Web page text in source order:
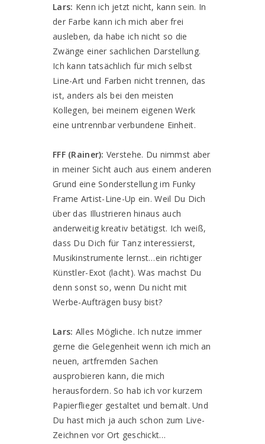
Lars: Kenn ich jetzt nicht, kann sein. In
der Farbe kann ich mich aber frei
ausleben, da habe ich nicht so die
Zwänge einer sachlichen Darstellung.
Ich kann tatsächlich für mich selbst
Line-Art und Farben nicht trennen, das
ist, anders als bei den meisten
Kollegen, bei meinem eigenen Werk
eine untrennbar verbundene Einheit.
FFF (Rainer): Verstehe. Du nimmst aber
in meiner Sicht auch aus einem anderen
Grund eine Sonderstellung im Funky
Frame Artist-Line-Up ein. Weil Du Dich
über das Illustrieren hinaus auch
anderweitig kreativ betätigst. Ich weiß,
dass Du Dich für Tanz interessierst,
Musikinstrumente lernst…ein richtiger
Künstler-Exot (lacht). Was machst Du
denn sonst so, wenn Du nicht mit
Werbe-Aufträgen busy bist?
Lars: Alles Mögliche. Ich nutze immer
gerne die Gelegenheit wenn ich mich an
neuen, artfremden Sachen
ausprobieren kann, die mich
herausfordern. So hab ich vor kurzem
Papierflieger gestaltet und bemalt. Und
Du hast mich ja auch schon zum Live-
Zeichnen vor Ort geschickt…